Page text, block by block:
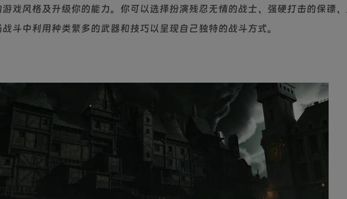
戏风格及升级你的能力。你可以选择扮演残忍无情的战士、强硬打击的保镖
斗中利用种类繁多的武器和技巧以呈现自己独特的战斗方式。